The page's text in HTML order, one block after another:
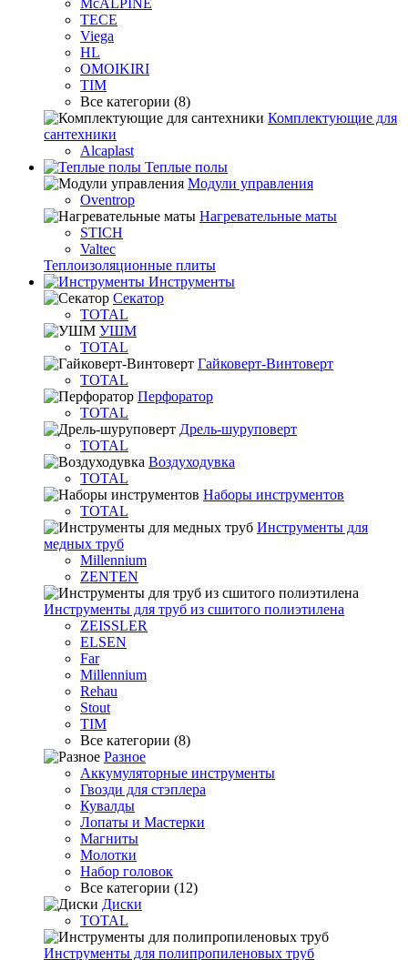
McALPINE
TECE
Viega
HL
OMOIKIRI
TIM
Все категории (8)
Комплектующие для
сантехники
Alcaplast
Теплые полы
Модули управления
Oventrop
Нагревательные маты
STICH
Valtec
Теплоизоляционные плиты
Инструменты
Секатор
TOTAL
УШМ
TOTAL
Гайковерт-Винтоверт
TOTAL
Перфоратор
TOTAL
Дрель-шуруповерт
TOTAL
Воздуходувка
TOTAL
Наборы инструментов
TOTAL
Инструменты для
медных труб
Millennium
ZENTEN
Инструменты для труб из сшитого полиэтилена
ZEISSLER
ELSEN
Far
Millennium
Rehau
Stout
TIM
Все категории (8)
Разное
Аккумуляторные инструменты
Гвозди для стэплера
Кувалды
Лопаты и Мастерки
Магниты
Молотки
Набор головок
Все категории (12)
Диски
TOTAL
Инструменты для полипропиленовых труб